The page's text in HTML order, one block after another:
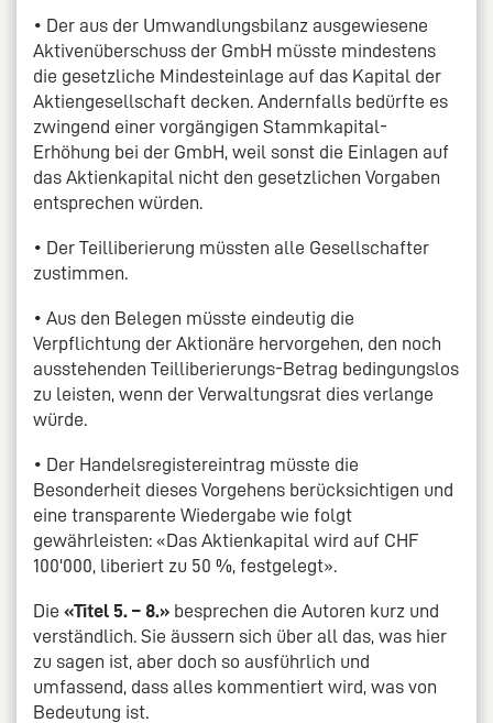
• Der aus der Umwandlungsbilanz ausgewiesene
Aktivenüberschuss der GmbH müsste mindestens
die gesetzliche Mindesteinlage auf das Kapital der
Aktiengesellschaft decken. Andernfalls bedürfte es
zwingend einer vorgängigen Stammkapital-
Erhöhung bei der GmbH, weil sonst die Einlagen auf
das Aktienkapital nicht den gesetzlichen Vorgaben
entsprechen würden.
• Der Teilliberierung müssten alle Gesellschafter
zustimmen.
• Aus den Belegen müsste eindeutig die
Verpflichtung der Aktionäre hervorgehen, den noch
ausstehenden Teilliberierungs-Betrag bedingungslos
zu leisten, wenn der Verwaltungsrat dies verlange
würde.
• Der Handelsregistereintrag müsste die
Besonderheit dieses Vorgehens berücksichtigen und
eine transparente Wiedergabe wie folgt
gewährleisten: «Das Aktienkapital wird auf CHF
100'000, liberiert zu 50 %, festgelegt».
Die «Titel 5. – 8.» besprechen die Autoren kurz und
verständlich. Sie äussern sich über all das, was hier
zu sagen ist, aber doch so ausführlich und
umfassend, dass alles kommentiert wird, was von
Bedeutung ist.